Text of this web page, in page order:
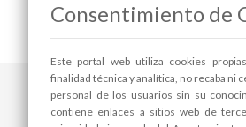
|< << Pag. 15
Consentimiento de
Este portal web utiliza cookies
finalidad técnica y analítica, no recaba ni
personal de los usuarios sin su
contiene enlaces a sitios web de